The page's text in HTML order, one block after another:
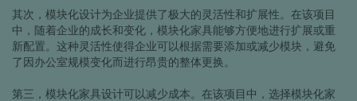
其次，模块化设计为企业提供了极大的灵活性和扩展性。在该项目
中，随着企业的成长和变化，模块化家具能够方便地进行扩展或重
新配置。这种灵活性使得企业可以根据需要添加或减少模块，避免
了因办公室规模变化而进行昂贵的整体更换。
第三，模块化家具设计可以减少成本。在该项目中，选择模块化家